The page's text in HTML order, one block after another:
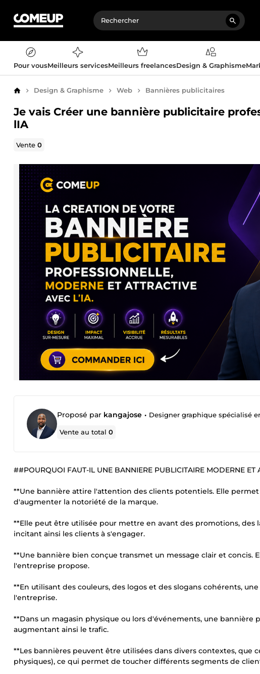
Pour vousMeilleurs servicesMeilleurs freelancesDesign & Graphisme
AccueilDesign & Graphisme Web Bannières publicitaires
Je vais Créer une bannière publicitaire
lIA
Vente0
Proposé par kangajose • Designer graphique spécialisé
Vente au total0
##POURQUOI FAUT-IL UNE BANNIERE PUBLICITAIRE MODERNE ET
**Une bannière attire l'attention des clients potentiels. Elle
d'augmenter la notoriété de la marque.
**Elle peut être utilisée pour mettre en avant des promotions,
incitant ainsi les clients à s'engager.
**Une bannière bien conçue transmet un message clair et concis.
l'entreprise propose.
**En utilisant des couleurs, des logos et des slogans cohérents,
l'entreprise.
**Dans un magasin physique ou lors d'événements, une
augmentant ainsi le trafic.
**Les bannières peuvent être utilisées dans divers contextes,
physiques), ce qui permet de toucher différents segments de